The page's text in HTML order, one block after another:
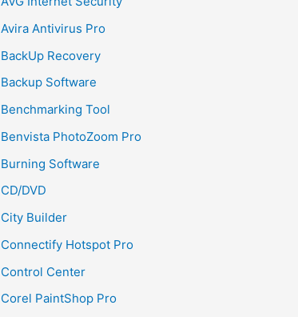
Avira Antivirus Pro
BackUp Recovery
Backup Software
Benchmarking Tool
Benvista PhotoZoom Pro
Burning Software
CD/DVD
City Builder
Connectify Hotspot Pro
Control Center
Corel PaintShop Pro